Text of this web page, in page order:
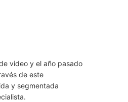
video y el año pasado
de este
y segmentada